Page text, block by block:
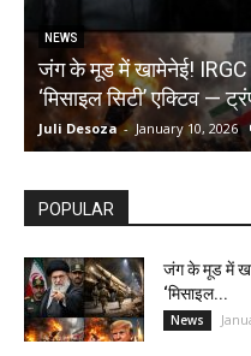
NEWS
जंग के मूड में खामेनेई!
‘मिसाइल सिटी’ एक्टिव —
Juli Desoza - January 10, 2026
POPULAR
जंग के मूड में
‘मिसाइल...
News